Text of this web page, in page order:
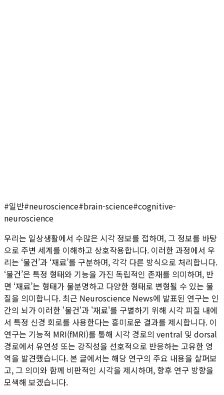
#일반#neuroscience#brain-science#cognitive-
neuroscience
우리는 일상생활에서 수많은 시각 정보를 접하며, 그 정보를 바탕
으로 주변 세계를 이해하고 상호작용합니다. 이러한 과정에서 우
리는 ‘물건’과 ‘재료’를 구분하며, 각각 다른 방식으로 처리합니다.
‘물건’은 특정 형태와 기능을 가진 독립적인 존재를 의미하며, 반
면 ‘재료’는 형태가 불분명하고 다양한 형태로 변형될 수 있는 물
질을 의미합니다. 최근 Neuroscience News에 발표된 연구는 인
간의 뇌가 이러한 '물건'과 '재료'를 구별하기 위해 시각 피질 내에
서 특정 신경 회로를 사용한다는 흥미로운 결과를 제시합니다. 이
연구는 기능적 MRI(fMRI)를 통해 시각 경로의 ventral 및 dorsal
경로에서 유연성 또는 강직성을 선호적으로 반응하는 고유한 영
역을 발견했습니다. 본 글에서는 해당 연구의 주요 내용을 살펴보
고, 그 의미와 함께 비판적인 시각을 제시하며, 향후 연구 방향을
모색해 보겠습니다.